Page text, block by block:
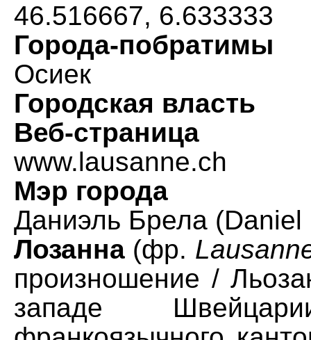
46.516667, 6.633333
Города-побратимы
Осиек
Городская власть
Веб-страница
www.lausanne.ch
Мэр города
Даниэль Брела (Daniel
Лозанна (фр.
произношение /
западе